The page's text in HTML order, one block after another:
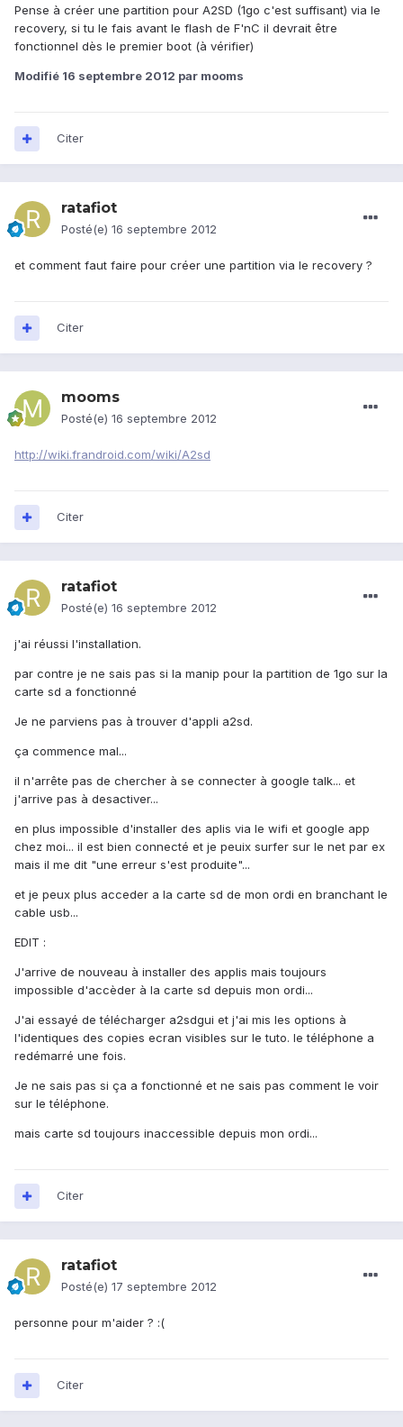
Pense à créer une partition pour A2SD (1go c'est suffisant) via le
recovery, si tu le fais avant le flash de F'nC il devrait être
fonctionnel dès le premier boot (à vérifier)
Modifié 16 septembre 2012 par mooms
Citer
ratafiot
Posté(e) 16 septembre 2012
et comment faut faire pour créer une partition via le recovery ?
Citer
mooms
Posté(e) 16 septembre 2012
http://wiki.frandroid.com/wiki/A2sd
Citer
ratafiot
Posté(e) 16 septembre 2012
j'ai réussi l'installation.
par contre je ne sais pas si la manip pour la partition de 1go sur la
carte sd a fonctionné
Je ne parviens pas à trouver d'appli a2sd.
ça commence mal...
il n'arrête pas de chercher à se connecter à google talk... et
j'arrive pas à desactiver...
en plus impossible d'installer des aplis via le wifi et google app
chez moi... il est bien connecté et je peuix surfer sur le net par ex
mais il me dit "une erreur s'est produite"...
et je peux plus acceder a la carte sd de mon ordi en branchant le
cable usb...
EDIT :
J'arrive de nouveau à installer des applis mais toujours
impossible d'accèder à la carte sd depuis mon ordi...
J'ai essayé de télécharger a2sdgui et j'ai mis les options à
l'identiques des copies ecran visibles sur le tuto. le téléphone a
redémarré une fois.
Je ne sais pas si ça a fonctionné et ne sais pas comment le voir
sur le téléphone.
mais carte sd toujours inaccessible depuis mon ordi...
Citer
ratafiot
Posté(e) 17 septembre 2012
personne pour m'aider ? :(
Citer